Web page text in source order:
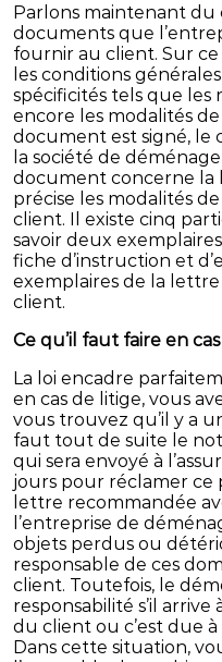
Parlons maintenant du
documents que
fournir au client. Sur
les conditions
spécificités tels que les
encore les modalités
document est signé, le
la société de
document concerne la
précise les modalités
client. Il existe cinq
savoir deux
fiche d’instruction et
exemplaires de la
client.
Ce qu’il faut faire en
La loi encadre
en cas de litige, vous
vous trouvez qu’il y a
faut tout de suite le
qui sera envoyé à
jours pour réclamer ce
lettre recommandée
l’entreprise de
objets perdus ou
responsable de ces
client. Toutefois, le
responsabilité s’il
du client ou c’est due
Dans cette situation,